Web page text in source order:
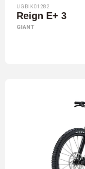
UGBIK01282
Reign E+ 3
GIANT